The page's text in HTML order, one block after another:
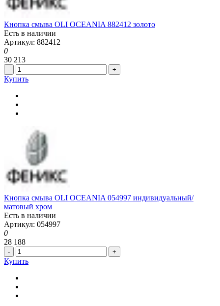
Кнопка смыва OLI OCEANIA 882412 золото
Есть в наличии
Артикул: 882412
0
30 213
- +
Купить
Кнопка смыва OLI OCEANIA 054997 индивидуальный/
матовый хром
Есть в наличии
Артикул: 054997
0
28 188
- +
Купить